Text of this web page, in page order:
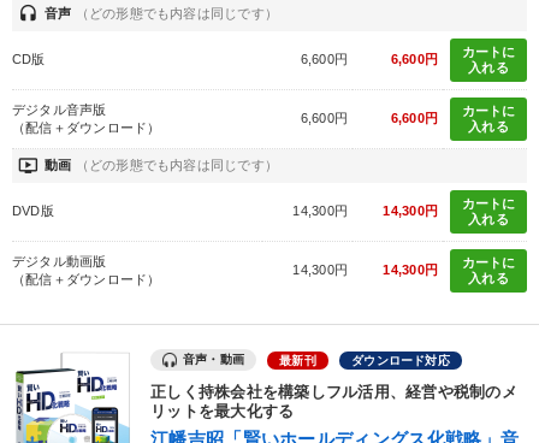
headset 音声 （どの形態でも内容は同じです）
CD版 6,600円 6,600円
カートに
入れる
デジタル音声版
（配信＋ダウンロード）
6,600円 6,600円
カートに
入れる
ondemand_video 動画 （どの形態でも内容は同じです）
DVD版 14,300円 14,300円
カートに
入れる
デジタル動画版
（配信＋ダウンロード）
14,300円 14,300円
カートに
入れる
音声・動画 最新刊 ダウンロード対応
正しく持株会社を構築しフル活用、経営や税制のメ
リットを最大化する